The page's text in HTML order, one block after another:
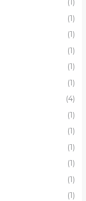
(1)
(1)
(1)
(1)
(1)
(1)
(4)
(1)
(1)
(1)
(1)
(1)
(1)